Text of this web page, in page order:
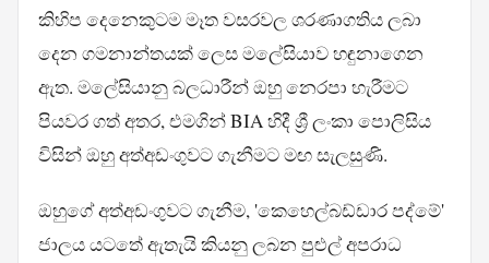
කිහිප දෙනෙකුටම මෑත වසරවල ශරණාගතිය ලබා
දෙන ගමනාන්තයක් ලෙස මලේසියාව හඳුනාගෙන
ඇත. මලේසියානු බලධාරීන් ඔහු නෙරපා හැරීමට
පියවර ගත් අතර, එමගින් BIA හිදී ශ්‍රී ලංකා පොලිසිය
විසින් ඔහු අත්අඩංගුවට ගැනීමට මඟ සැලසුණි.
ඔහුගේ අත්අඩංගුවට ගැනීම, 'කෙහෙල්බඩ්ඩාර පද්මේ'
ජාලය යටතේ ඇතැයි කියනු ලබන පුළුල් අපරාධ